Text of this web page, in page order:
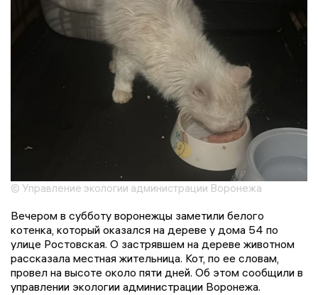
© Управление экологии администрации Воронежа
Вечером в субботу воронежцы заметили белого
котенка, который оказался на дереве у дома 54 по
улице Ростовская. О застрявшем на дереве животном
рассказала местная жительница. Кот, по ее словам,
провел на высоте около пяти дней. Об этом сообщили в
управлении экологии администрации Воронежа.